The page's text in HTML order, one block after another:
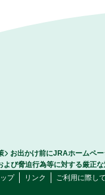
お出かけ前にJRAホームペ
よび脅迫行為等に対する厳正
プ リンク ご利用に際し